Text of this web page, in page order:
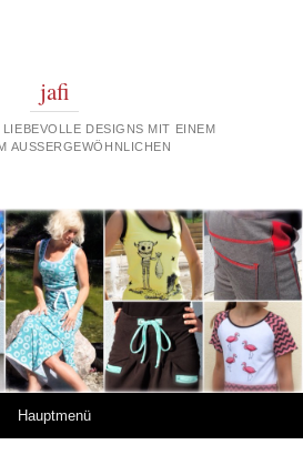
jafi
DESIGNS MIT EINEM
AUSSERGEWÖHNLICHEN
Hauptmenü